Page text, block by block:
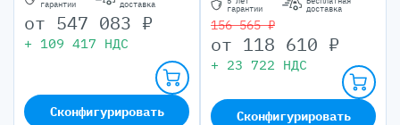
гарантии
доставка
от 547 083 ₽
+ 109 417 НДС
Сконфигурировать
гарантии
доставка
156 565 ₽
от 118 610 ₽
+ 23 722 НДС
Сконфигурировать